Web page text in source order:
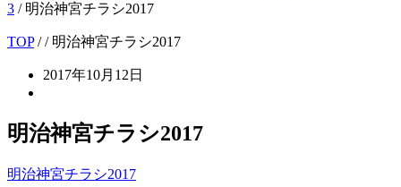
3 / 明治神宮チラシ2017
TOP// 明治神宮チラシ2017
2017年10月12日
明治神宮チラシ2017
明治神宮チラシ2017